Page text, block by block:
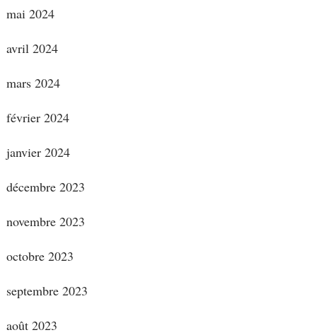
mai 2024
avril 2024
mars 2024
février 2024
janvier 2024
décembre 2023
novembre 2023
octobre 2023
septembre 2023
août 2023